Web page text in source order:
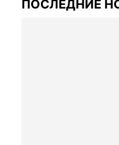
ПОСЛЕДНИЕ